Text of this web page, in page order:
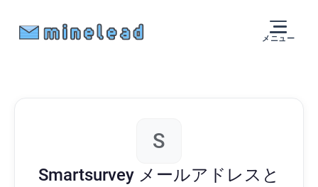
メニュー
S
Smartsurvey メールアドレスと